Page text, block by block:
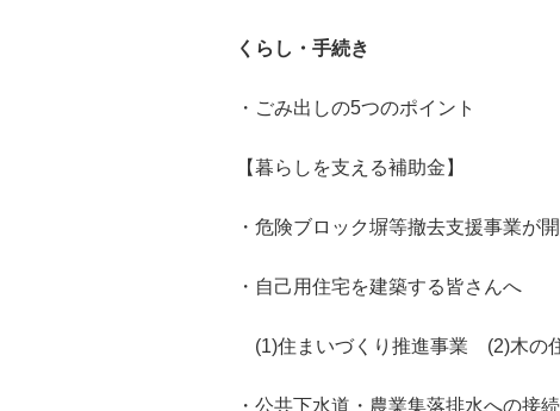
くらし・手続き
・ごみ出しの5つのポイント
【暮らしを支える補助金】
・危険ブロック塀等撤去支援事業が
・自己用住宅を建築する皆さんへ
(1)住まいづくり推進事業 (2)木の
・公共下水道・農業集落排水への接